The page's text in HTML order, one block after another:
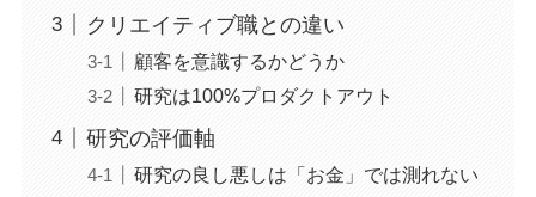
クリエイティブ職との違い
顧客を意識するかどうか
研究は100%プロダクトアウト
研究の評価軸
研究の良し悪しは「お金」では測れない